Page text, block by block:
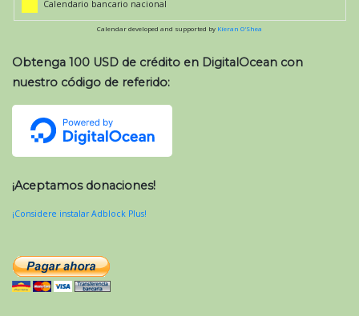
Calendario bancario nacional
Calendar developed and supported by Kieran O'Shea
Obtenga 100 USD de crédito en DigitalOcean con
nuestro código de referido:
¡Aceptamos donaciones!
¡Considere instalar Adblock Plus!